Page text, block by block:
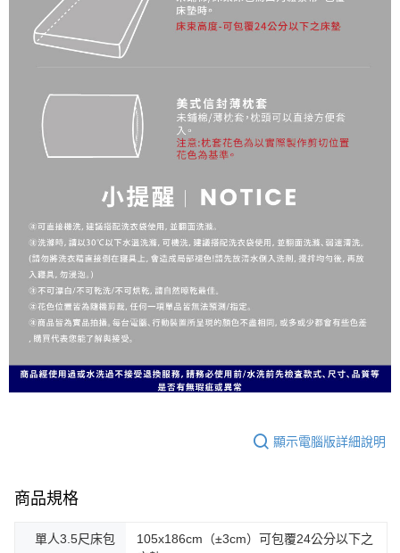
顯示電腦版詳細說明
商品規格
單人3.5尺床包
105x186cm（±3cm）可包覆24公分以下之